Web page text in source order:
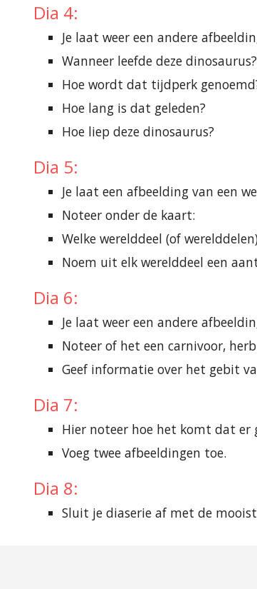
Dia 4:
Je laat weer een andere
Wanneer leefde deze dinosaurus?
Hoe wordt dat tijdperk
Hoe lang is dat geleden?
Hoe liep deze dinosaurus?
Dia 5:
Je laat een afbeelding van een
Noteer onder de kaart:
Welke werelddeel (of
Noem uit elk werelddeel een
Dia 6:
Je laat weer een andere
Noteer of het een carnivoor,
Geef informatie over het gebit
Dia 7:
Hier noteer hoe het komt dat er
Voeg twee afbeeldingen toe.
Dia 8:
Sluit je diaserie af met de